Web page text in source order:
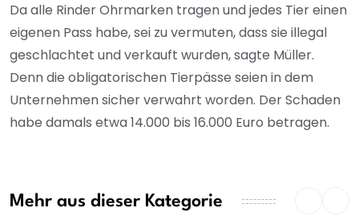
Da alle Rinder Ohrmarken tragen und jedes Tier einen
eigenen Pass habe, sei zu vermuten, dass sie illegal
geschlachtet und verkauft wurden, sagte Müller.
Denn die obligatorischen Tierpässe seien in dem
Unternehmen sicher verwahrt worden. Der Schaden
habe damals etwa 14.000 bis 16.000 Euro betragen.
Mehr aus dieser Kategorie